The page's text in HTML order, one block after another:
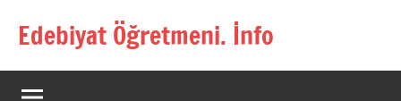
Edebiyat Öğretmeni. İnfo
Türkçe,
Türk
Dili